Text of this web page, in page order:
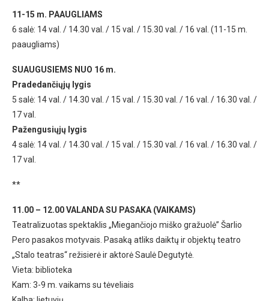
11-15 m. PAAUGLIAMS
6 salė: 14 val. / 14.30 val. / 15 val. / 15.30 val. / 16 val. (11-15 m.
paaugliams)
SUAUGUSIEMS NUO 16 m.
Pradedančiųjų lygis
5 salė: 14 val. / 14.30 val. / 15 val. / 15.30 val. / 16 val. / 16.30 val. /
17 val.
Pažengusiųjų lygis
4 salė: 14 val. / 14.30 val. / 15 val. / 15.30 val. / 16 val. / 16.30 val. /
17 val.
**
11.00 – 12.00 VALANDA SU PASAKA (VAIKAMS)
Teatralizuotas spektaklis „Miegančiojo miško gražuolė” Šarlio
Pero pasakos motyvais. Pasaką atliks daiktų ir objektų teatro
„Stalo teatras“ režisierė ir aktorė Saulė Degutytė.
Vieta: biblioteka
Kam: 3-9 m. vaikams su tėveliais